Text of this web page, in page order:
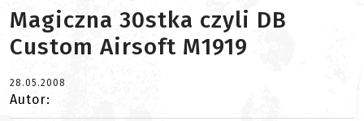
Magiczna 30stka czyli DB
Custom Airsoft M1919
28.05.2008
Autor: